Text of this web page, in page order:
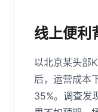
线上便利
以北京某头部
后，运营成本
35%。调查发